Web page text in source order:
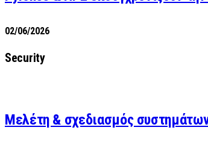
02/06/2026
Security
Μελέτη & σχεδιασμός